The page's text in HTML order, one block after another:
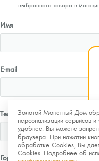
Золотой Монетный Дом
персонализации сервисов
удобнее. Вы можете
браузера. При нажатии
обработке Cookies, Вы
Cookies. Подробнее об
выбранного товара в
Имя
E-mail
Телефон
Город